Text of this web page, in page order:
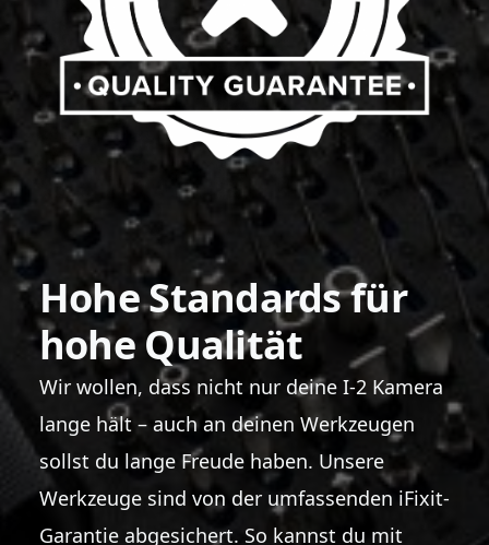
Hohe Standards für
hohe Qualität
Wir wollen, dass nicht nur deine I-2 Kamera
lange hält – auch an deinen Werkzeugen
sollst du lange Freude haben. Unsere
Werkzeuge sind von der umfassenden iFixit-
Garantie abgesichert. So kannst du mit